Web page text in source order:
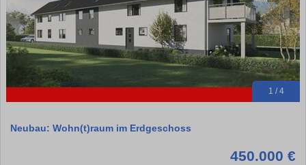
1 / 4
Neubau: Wohn(t)raum im Erdgeschoss
450.000 €